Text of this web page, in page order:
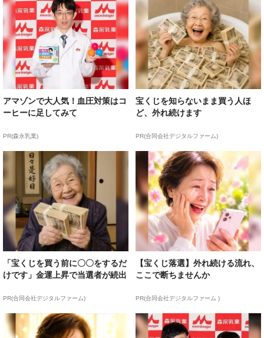
アマゾンで大人気！血圧対策はコ
ーヒーに足してみて
PR(森永乳業)
宝くじを知らないまま買う人ほ
ど、外れ続けます
PR(合同会社デジタルファーム)
「宝くじを買う前に〇〇をするだ
けです」金運上昇で当選者が続出
PR(合同会社デジタルファーム)
【宝くじ落選】外れ続ける流れ、
ここで断ちませんか
PR(合同会社デジタルファーム )